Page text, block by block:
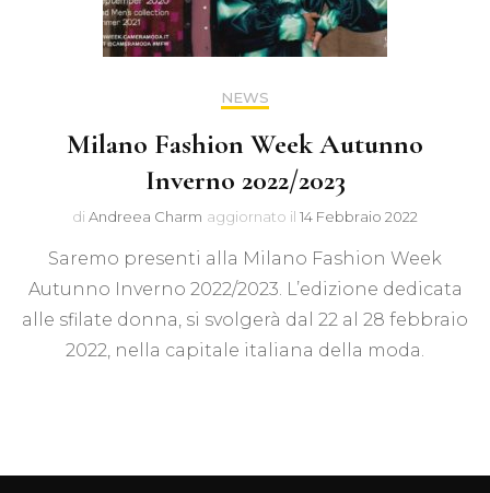
NEWS
Milano Fashion Week Autunno
Inverno 2022/2023
di Andreea Charm aggiornato il 14 Febbraio 2022
Saremo presenti alla Milano Fashion Week
Autunno Inverno 2022/2023. L’edizione dedicata
alle sfilate donna, si svolgerà dal 22 al 28 febbraio
2022, nella capitale italiana della moda.